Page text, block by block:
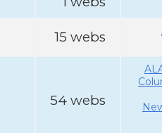
15 webs
54 webs